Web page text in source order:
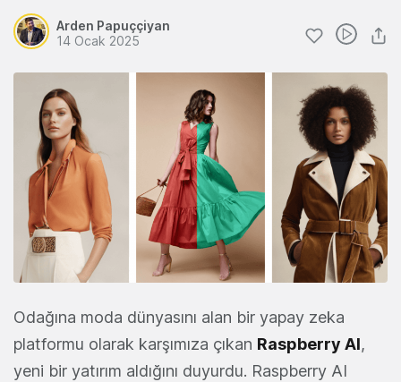
Arden Papuççiyan
14 Ocak 2025
Odağına moda dünyasını alan bir yapay zeka
platformu olarak karşımıza çıkan Raspberry AI,
yeni bir yatırım aldığını duyurdu. Raspberry AI